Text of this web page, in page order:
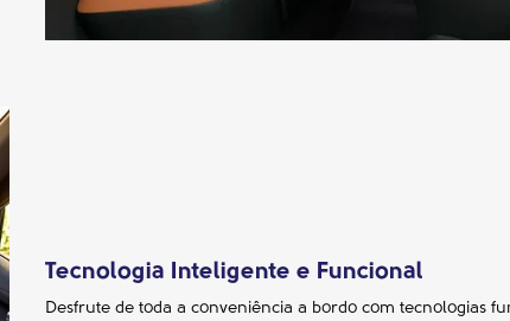
Tecnologia Inteligente e Funcional
Desfrute de toda a conveniência a bordo com tecnologias